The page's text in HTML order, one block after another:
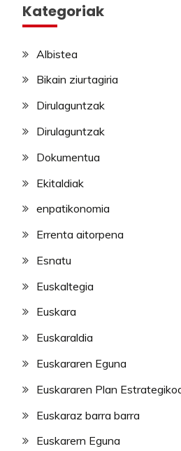
Kategoriak
Albistea
Bikain ziurtagiria
Dirulaguntzak
Dirulaguntzak
Dokumentua
Ekitaldiak
enpatikonomia
Errenta aitorpena
Esnatu
Euskaltegia
Euskara
Euskaraldia
Euskararen Eguna
Euskararen Plan
Euskaraz barra barra
Euskarern Eguna